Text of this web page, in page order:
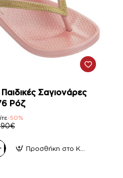
Σαγιονάρες
Ρόζ
-50%
Προσθήκη στο Καλάθι